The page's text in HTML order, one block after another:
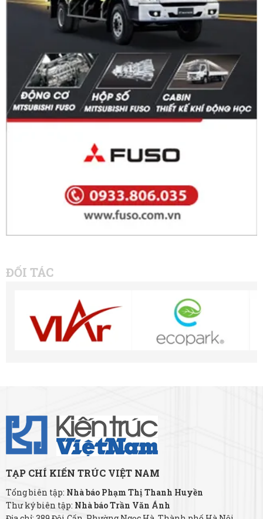
ĐỐI TÁC
TẠP CHÍ KIẾN TRÚC VIỆT NAM
Tổng biên tập: Nhà báo Phạm Thị Thanh Huyền
Thư ký biên tập: Nhà báo Trần Văn Ánh